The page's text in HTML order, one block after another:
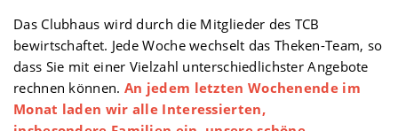
Das Clubhaus wird durch die Mitglieder des TCB
bewirtschaftet. Jede Woche wechselt das Theken-Team, so
dass Sie mit einer Vielzahl unterschiedlichster Angebote
rechnen können. An jedem letzten Wochenende im
Monat laden wir alle Interessierten,